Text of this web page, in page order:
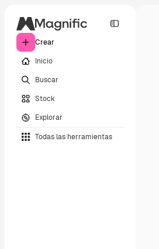
Crear
Inicio
Buscar
Stock
Explorar
Todas las herramientas